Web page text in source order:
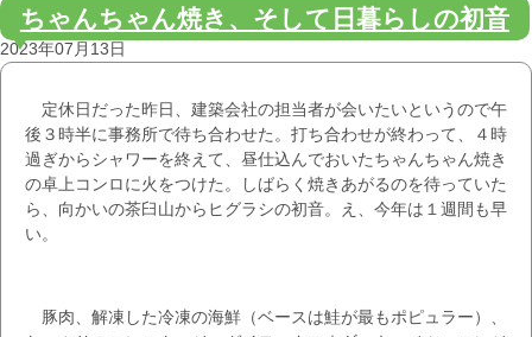
ちゃんちゃん焼き、そして日暮らしの初音
2023年07月13日
定休日だった昨日、建築会社の担当者が会いたいというので午
後３時半に事務所で待ち合わせた。打ち合わせが終わって、４時
過ぎからシャワーを終えて、昼仕込んでおいたちゃんちゃん焼き
の卓上コンロに火をつけた。しばらく焼きあがるのを待っていた
ら、向かいの茶臼山からヒグラシの初音。え、今年は１週間も早
い。
豚肉、解凍した冷凍の海鮮（ベースは鮭が最もポピュラー）、